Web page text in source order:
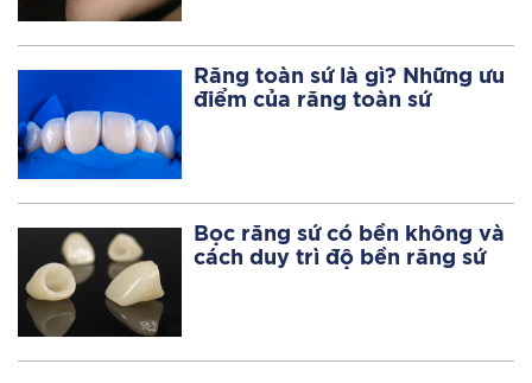
Răng toàn sứ là gì? Những ưu
điểm của răng toàn sứ
Bọc răng sứ có bền không và
cách duy trì độ bền răng sứ